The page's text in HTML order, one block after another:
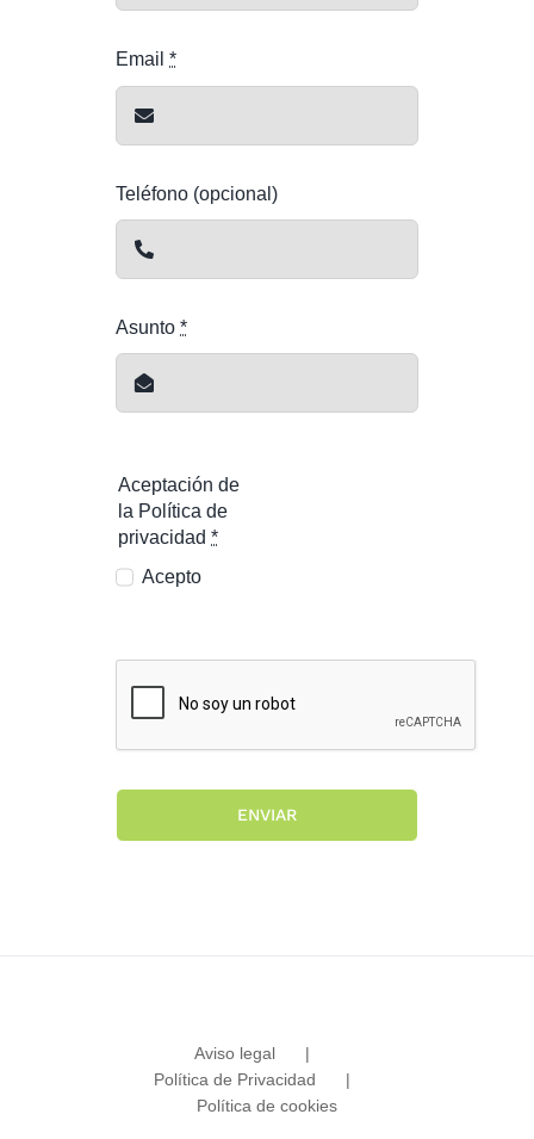
Email*
Teléfono (opcional)
Asunto*
Aceptación de
la Política de
privacidad*
Acepto
ENVIAR
Aviso legal
Política de Privacidad
Política de cookies